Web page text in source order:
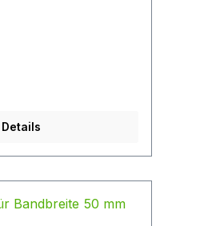
Details